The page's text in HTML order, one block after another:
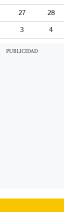
27 28
3 4